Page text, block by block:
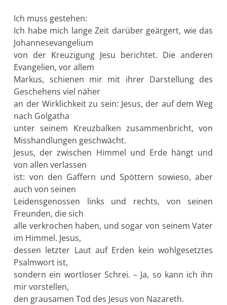
Ich muss gestehen:
Ich habe mich lange Zeit darüber geärgert, wie das
Johannesevangelium
von der Kreuzigung Jesu berichtet. Die anderen
Evangelien, vor allem
Markus, schienen mir mit ihrer Darstellung des
Geschehens viel näher
an der Wirklichkeit zu sein: Jesus, der auf dem Weg
nach Golgatha
unter seinem Kreuzbalken zusammenbricht, von
Misshandlungen geschwächt.
Jesus, der zwischen Himmel und Erde hängt und
von allen verlassen
ist: von den Gaffern und Spöttern sowieso, aber
auch von seinen
Leidensgenossen links und rechts, von seinen
Freunden, die sich
alle verkrochen haben, und sogar von seinem Vater
im Himmel. Jesus,
dessen letzter Laut auf Erden kein wohlgesetztes
Psalmwort ist,
sondern ein wortloser Schrei. – Ja, so kann ich ihn
mir vorstellen,
den grausamen Tod des Jesus von Nazareth.